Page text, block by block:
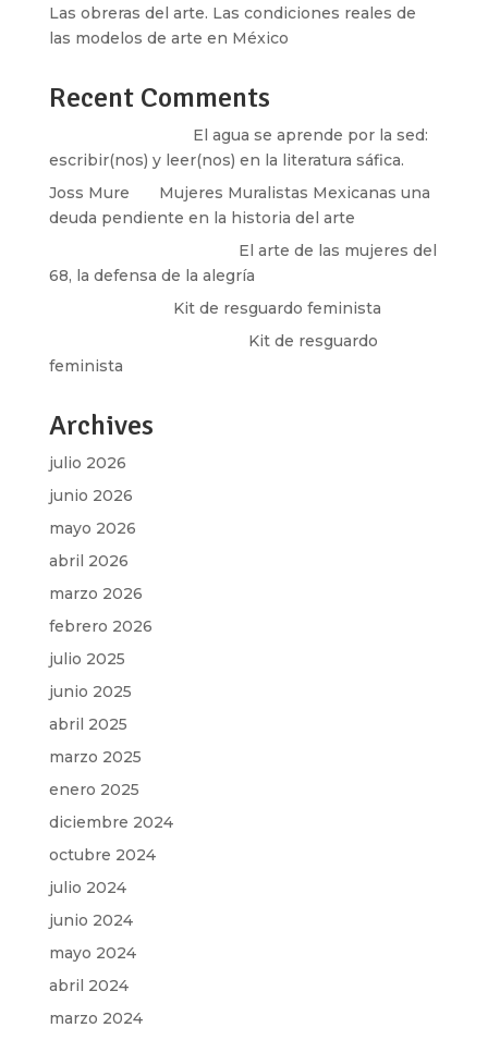
Las obreras del arte. Las condiciones reales de
las modelos de arte en México
Recent Comments
El agua se aprende por la sed:
escribir(nos) y leer(nos) en la literatura sáfica.
Joss Mure
Mujeres Muralistas Mexicanas una
deuda pendiente en la historia del arte
El arte de las mujeres del
68, la defensa de la alegría
Kit de resguardo feminista
Kit de resguardo
feminista
Archives
julio 2026
junio 2026
mayo 2026
abril 2026
marzo 2026
febrero 2026
julio 2025
junio 2025
abril 2025
marzo 2025
enero 2025
diciembre 2024
octubre 2024
julio 2024
junio 2024
mayo 2024
abril 2024
marzo 2024